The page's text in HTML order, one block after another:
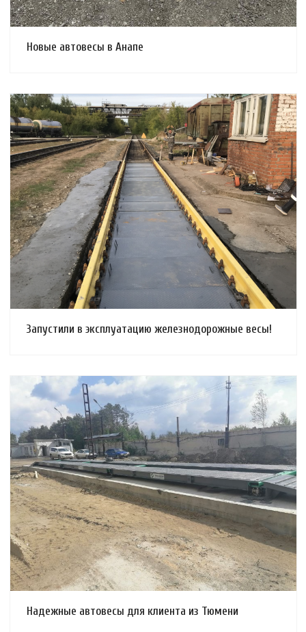
Новые автовесы в Анапе
Смотреть проект
Запустили в эксплуатацию железнодорожные весы!
Смотреть проект
Надежные автовесы для клиента из Тюмени